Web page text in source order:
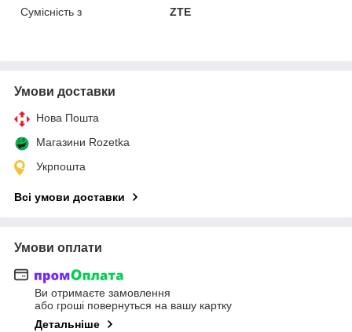
Сумісність з
ZTE
Умови доставки
Нова Пошта
Магазини Rozetka
Укрпошта
Всі умови доставки
Умови оплати
Ви отримаєте замовлення
або гроші повернуться на вашу картку
Детальніше